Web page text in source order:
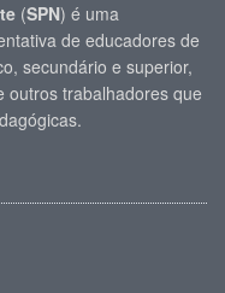
(SPN) é uma
de educadores de
secundário e superior,
outros trabalhadores que